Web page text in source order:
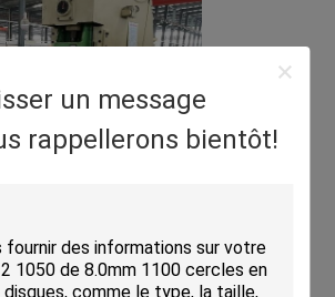
un message
rappellerons bientôt!